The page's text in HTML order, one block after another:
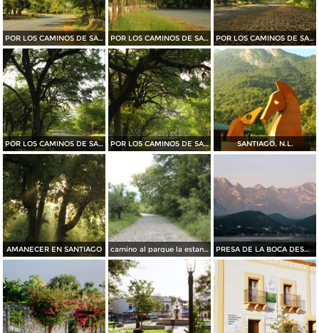
POR LOS CAMINOS DE SANTIAGO POR LOS CAMINOS DE SANTIAGO POR LOS CAMINOS DE SANTIAGO
POR LOS CAMINOS DE SANTIAGO POR LOS CAMINOS DE SANTIAGO SANTIAGO, N.L.
AMANECER EN SANTIAGO camino al parque la estanzuela PRESA DE LA BOCA DESDE BAHIA ESCONDIDA....35 MM